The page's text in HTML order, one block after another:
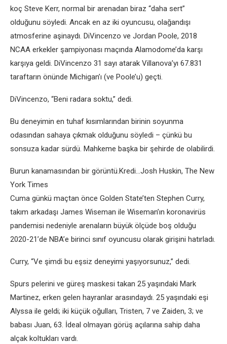
koç Steve Kerr, normal bir arenadan biraz “daha sert”
olduğunu söyledi. Ancak en az iki oyuncusu, olağandışı
atmosferine aşinaydı. DiVincenzo ve Jordan Poole, 2018
NCAA erkekler şampiyonası maçında Alamodome’da karşı
karşıya geldi. DiVincenzo 31 sayı atarak Villanova’yı 67.831
taraftarın önünde Michigan’ı (ve Poole’u) geçti.
DiVincenzo, “Beni radara soktu,” dedi.
Bu deneyimin en tuhaf kısımlarından birinin soyunma
odasından sahaya çıkmak olduğunu söyledi – çünkü bu
sonsuza kadar sürdü. Mahkeme başka bir şehirde de olabilirdi.
Burun kanamasından bir görüntü.Kredi…Josh Huskin, The New
York Times
Cuma günkü maçtan önce Golden State’ten Stephen Curry,
takım arkadaşı James Wiseman ile Wiseman’ın koronavirüs
pandemisi nedeniyle arenaların büyük ölçüde boş olduğu
2020-21’de NBA’e birinci sınıf oyuncusu olarak girişini hatırladı.
Curry, “Ve şimdi bu eşsiz deneyimi yaşıyorsunuz,” dedi.
Spurs pelerini ve güreş maskesi takan 25 yaşındaki Mark
Martinez, erken gelen hayranlar arasındaydı. 25 yaşındaki eşi
Alyssa ile geldi; iki küçük oğulları, Tristen, 7 ve Zaiden, 3; ve
babası Juan, 63. İdeal olmayan görüş açılarına sahip daha
alçak koltukları vardı.